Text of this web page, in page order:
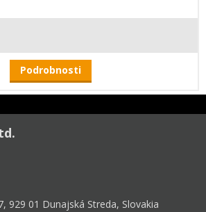
Podrobnosti
929 01 Dunajská Streda, Slovakia